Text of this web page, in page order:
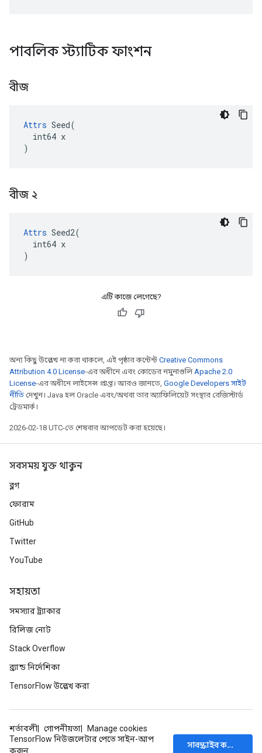
পাবলিক স্ট্যাটিক ফাংশন
বীজ
Attrs Seed(
  int64 x
)
বীজ ২
Attrs Seed2(
  int64 x
)
এটি কাজে লেগেছে?
অন্য কিছু উল্লেখ না করা থাকলে, এই পৃষ্ঠার কন্টেন্ট Creative Commons
Attribution 4.0 License-এর অধীনে এবং কোডের নমুনাগুলিApache 2.0
License-এর অধীনে লাইসেন্স প্রাপ্ত। আরও জানতে, Google Developers সাইট
নীতি দেখুন। Java হল Oracle এবং/অথবা তার অ্যাফিলিয়েট সংস্থার রেজিস্টার্ড
ট্রেডমার্ক।
2026-02-18 UTC-তে শেষবার আপডেট করা হয়েছে।
সবসময় যুক্ত থাকুন
ব্লগ
ফোরাম
GitHub
Twitter
YouTube
সহায়তা
সমস্যার ট্র্যাকার
রিলিজ নোট
Stack Overflow
ব্র্যান্ড নির্দেশিকা
TensorFlow উল্লেখ করা
শর্তাবলী গোপনীয়তা
Manage cookies
TensorFlow নিউজলেটার পেতে সাইন-আপ
করুন
সাবস্ক্রাইব করুন